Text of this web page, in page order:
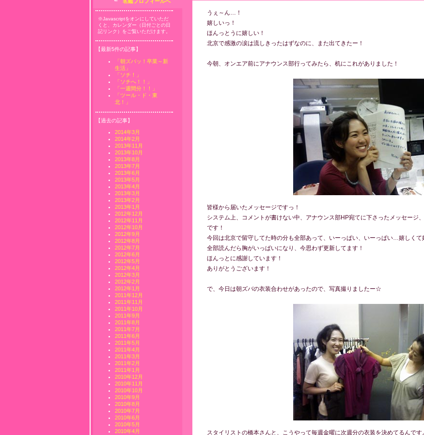
※Javascriptをオンにしていただ
くと、カレンダー（日付ごとの日
記リンク）をご覧いただけます。
【最新5件の記事】
「朝ズバッ！卒業～新
生活」
「ソチ！」
「ソチへ！！」
「一週間分！！」
「ツール・ド・東
北！」
【過去の記事】
2014年3月
2014年2月
2013年11月
2013年10月
2013年8月
2013年7月
2013年6月
2013年5月
2013年4月
2013年3月
2013年2月
2013年1月
2012年12月
2012年11月
2012年10月
2012年9月
2012年8月
2012年7月
2012年6月
2012年5月
2012年4月
2012年3月
2012年2月
2012年1月
2011年12月
2011年11月
2011年10月
2011年9月
2011年8月
2011年7月
2011年6月
2011年5月
2011年4月
2011年3月
2011年2月
2011年1月
2010年12月
2010年11月
2010年10月
2010年9月
2010年8月
2010年7月
2010年6月
2010年5月
2010年4月
うぇ～ん…！
嬉しいっ！
ほんっとうに嬉しい！
北京で感激の涙は流しきったはずなのに、また出てきたー！
今朝、オンエア前にアナウンス部行ってみたら、机にこれがありました！
皆様から届いたメッセージですっ！
システム上、コメントが書けない中、アナウンス部HP宛てに下さったメッセージ
です！
今回は北京で留守してた時の分も全部あって、いーっぱい、いーっぱい…嬉しくて
全部読んだら胸がいっぱいになり、今思わず更新してます！
ほんっとに感謝しています！
ありがとうございます！
で、今日は朝ズバの衣装合わせがあったので、写真撮りましたー☆
スタイリストの橋本さんと、こうやって毎週金曜に次週分の衣装を決めてるんです